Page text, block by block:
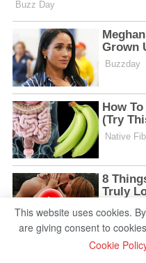
This website uses cookies.
are giving consent to
Cookie